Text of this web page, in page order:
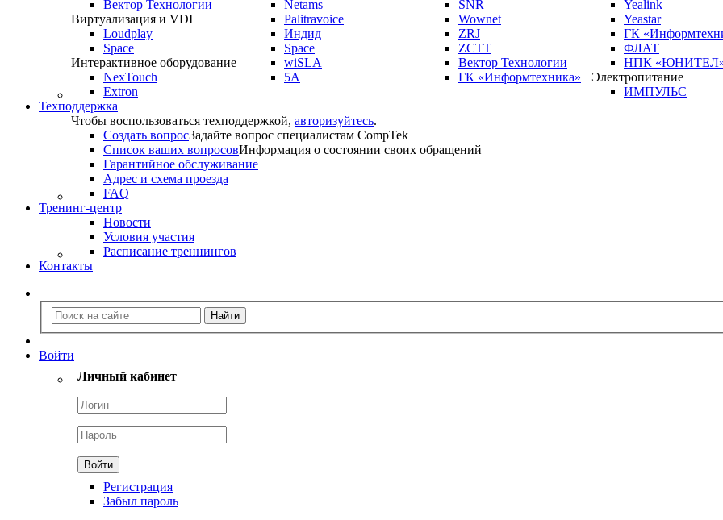
Вектор Технологии
Виртуализация и VDI
Loudplay
Space
Интерактивное оборудование
NexTouch
Extron
Netams
Palitravoice
Индид
Space
wiSLA
5A
SNR
Wownet
ZRJ
ZCTT
Вектор Технологии
ГК «Информтехника»
Yealink
Yeastar
ГК
ФЛАТ
НПК
Электропитание
ИМПУЛЬС
Техподдержка
Чтобы воспользоваться техподдержкой, авторизуйтесь.
Создать вопросЗадайте вопрос специалистам CompTek
Список ваших вопросовИнформация о состоянии своих обращений
Гарантийное обслуживание
Адрес и схема проезда
FAQ
Тренинг-центр
Новости
Условия участия
Расписание треннингов
Контакты
Войти
Личный кабинет
Регистрация
Забыл пароль